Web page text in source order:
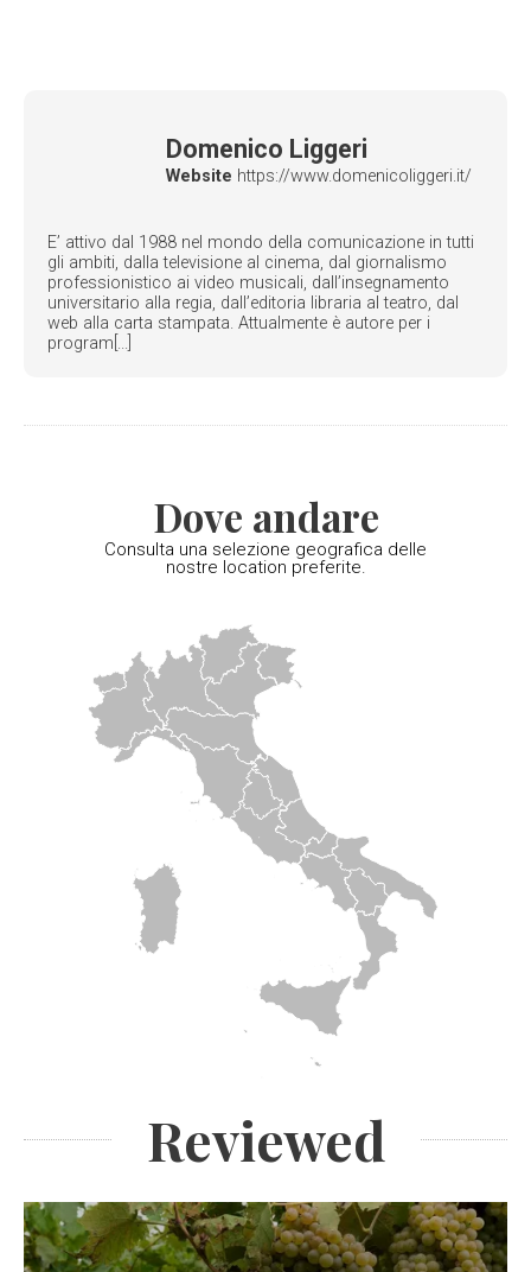
Domenico Liggeri
Website https://www.domenicoliggeri.it/
E’ attivo dal 1988 nel mondo della comunicazione in tutti
gli ambiti, dalla televisione al cinema, dal giornalismo
professionistico ai video musicali, dall’insegnamento
universitario alla regia, dall’editoria libraria al teatro, dal
web alla carta stampata. Attualmente è autore per i
program[...]
Dove andare
Consulta una selezione geografica delle
nostre location preferite.
Reviewed